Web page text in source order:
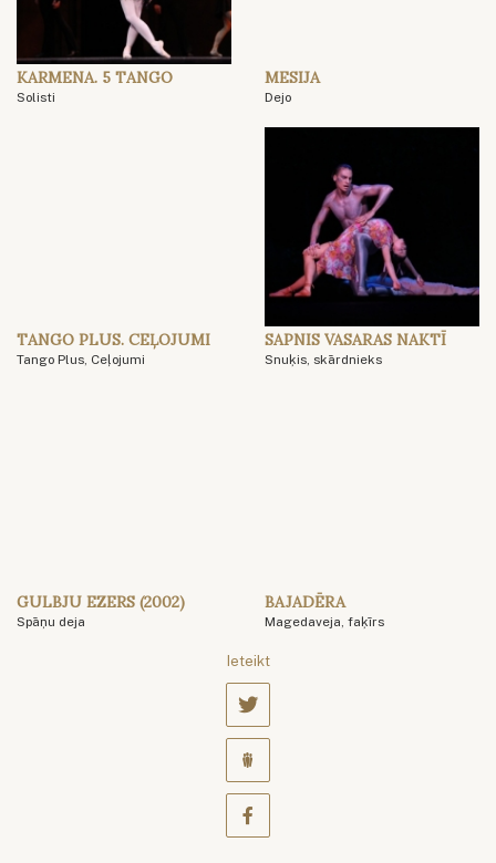
KARMENA. 5 TANGO
Solisti
MESIJA
Dejo
TANGO PLUS. CEĻOJUMI
Tango Plus, Ceļojumi
SAPNIS VASARAS NAKTĪ
Snuķis, skārdnieks
GULBJU EZERS (2002)
Spāņu deja
BAJADĒRA
Magedaveja, faķīrs
Ieteikt